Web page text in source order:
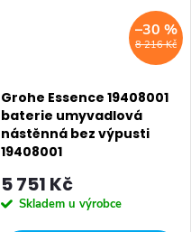
8 216 Kč
–30 %
Grohe Essence 19408001
baterie umyvadlová
nástěnná bez výpusti
19408001
5 751 Kč
Skladem u výrobce